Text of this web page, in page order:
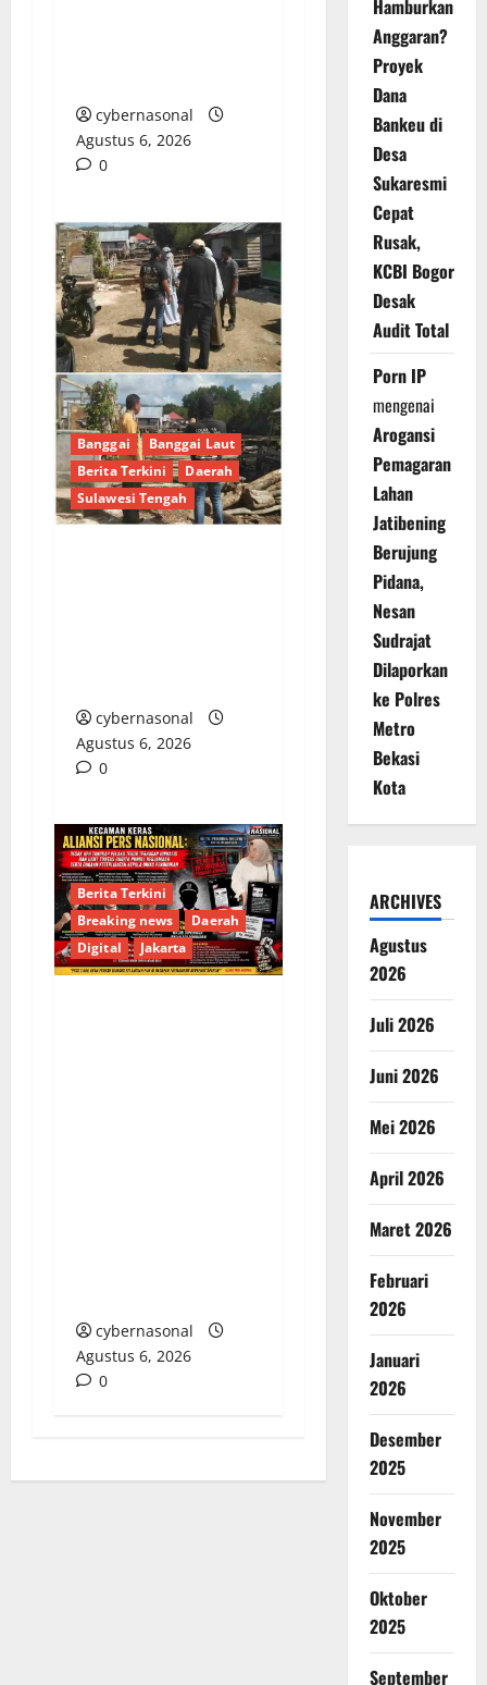
cybernasonal
Agustus 6, 2026
0
Banggai
Banggai Laut
Berita Terkini
Daerah
Sulawesi Tengah
cybernasonal
Agustus 6, 2026
0
Berita Terkini
Breaking news
Daerah
Digital
Jakarta
cybernasonal
Agustus 6, 2026
0
Hamburkan
Anggaran?
Proyek
Dana
Bankeu di
Desa
Sukaresmi
Cepat
Rusak,
KCBI Bogor
Desak
Audit Total
Porn IP
mengenai
Arogansi
Pemagaran
Lahan
Jatibening
Berujung
Pidana,
Nesan
Sudrajat
Dilaporkan
ke Polres
Metro
Bekasi
Kota
ARCHIVES
Agustus
2026
Juli 2026
Juni 2026
Mei 2026
April 2026
Maret 2026
Februari
2026
Januari
2026
Desember
2025
November
2025
Oktober
2025
September